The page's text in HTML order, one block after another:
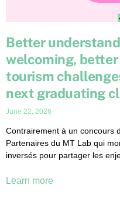
Better
welcoming,
tourism
next graduating
June 22, 2026
Contrairement à un concours
Partenaires du MT Lab qui
inversés pour partager les
Learn more